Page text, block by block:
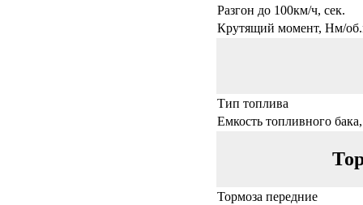
Разгон до 100км/ч, сек.
Крутящий момент, Нм/
Тип топлива
Емкость топливного
Тормоза передние